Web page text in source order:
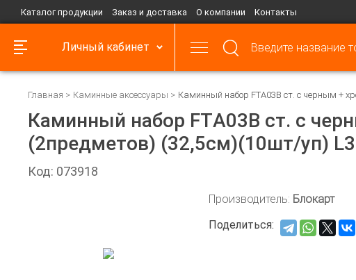
Каталог продукции Заказ и доставка О компании Контакты
Личный кабинет
Главная Каминные аксессуары Каминный набор FTА03В ст. с черным +
Каминный набор FTА03В ст. с
(2предметов) (32,5см)(10шт/уп)
Код: 073918
Производитель: Блокарт
Поделиться: